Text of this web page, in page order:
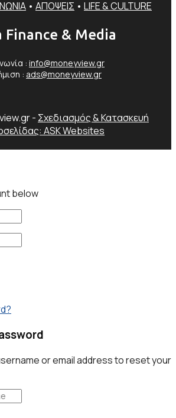
• ΑΠΟΨΕΙΣ • LIFE & CULTURE
Finance & Media
: info@moneyview.gr
: ads@moneyview.gr
- Σχεδιασμός & Κατασκευή
ASK Websites
below
or email address to reset your